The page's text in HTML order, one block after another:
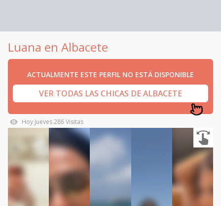
Luana en Albacete
ACTUALMENTE ESTE PERFIL NO ESTÁ DISPONIBLE
VER TODAS LAS CHICAS DE ALBACETE
Hoy Jueves286Visitas